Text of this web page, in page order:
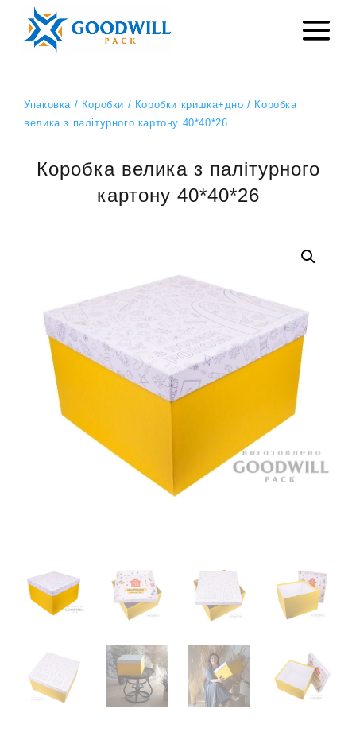
Упаковка/ Коробки / Коробки кришка+дно / Коробка
велика з палітурного картону 40*40*26
Коробка велика з палітурного
картону 40*40*26